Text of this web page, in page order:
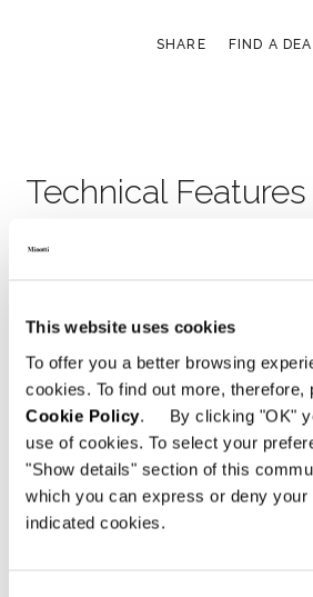
This website uses cookies
To offer you a better browsing
cookies. To find out more, therefore,
Cookie Policy. By clicking "OK"
use of cookies. To select your
"Show details" section of this
which you can express or deny your
indicated cookies.
SHARE FIND A
Technical Features
DINING KLEINER SESSEL -